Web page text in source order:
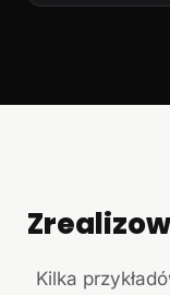
Kilka